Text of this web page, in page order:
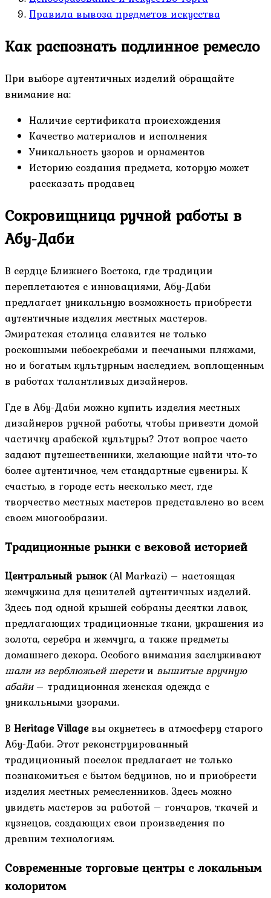
Правила вывоза предметов искусства
Как распознать подлинное ремесло
При выборе аутентичных изделий обращайте
внимание на:
Наличие сертификата происхождения
Качество материалов и исполнения
Уникальность узоров и орнаментов
Историю создания предмета, которую может
рассказать продавец
Сокровищница ручной работы в
Абу-Даби
В сердце Ближнего Востока, где традиции
переплетаются с инновациями, Абу-Даби
предлагает уникальную возможность приобрести
аутентичные изделия местных мастеров.
Эмиратская столица славится не только
роскошными небоскребами и песчаными пляжами,
но и богатым культурным наследием, воплощенным
в работах талантливых дизайнеров.
Где в Абу-Даби можно купить изделия местных
дизайнеров ручной работы, чтобы привезти домой
частичку арабской культуры? Этот вопрос часто
задают путешественники, желающие найти что-то
более аутентичное, чем стандартные сувениры. К
счастью, в городе есть несколько мест, где
творчество местных мастеров представлено во всем
своем многообразии.
Традиционные рынки с вековой историей
Центральный рынок(Al Markazi) – настоящая
жемчужина для ценителей аутентичных изделий.
Здесь под одной крышей собраны десятки лавок,
предлагающих традиционные ткани, украшения из
золота, серебра и жемчуга, а также предметы
домашнего декора. Особого внимания заслуживают
шали из верблюжьей шерстии вышитые вручную
абайи– традиционная женская одежда с
уникальными узорами.
В Heritage Villageвы окунетесь в атмосферу старого
Абу-Даби. Этот реконструированный
традиционный поселок предлагает не только
познакомиться с бытом бедуинов, но и приобрести
изделия местных ремесленников. Здесь можно
увидеть мастеров за работой – гончаров, ткачей и
кузнецов, создающих свои произведения по
древним технологиям.
Современные торговые центры с локальным
колоритом